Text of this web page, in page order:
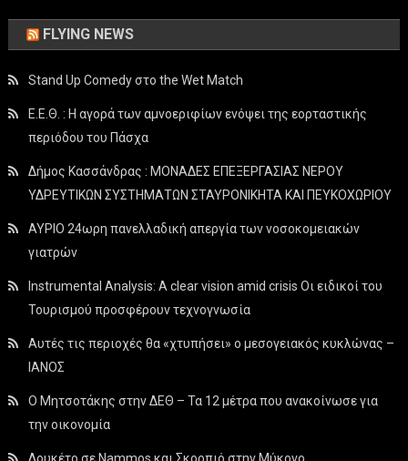
FLYING NEWS
Stand Up Comedy στο the Wet Match
Ε.Ε.Θ. : Η αγορά των αμνοεριφίων ενόψει της εορταστικής
περιόδου του Πάσχα
Δήμος Κασσάνδρας : ΜΟΝΑΔΕΣ ΕΠΕΞΕΡΓΑΣΙΑΣ ΝΕΡΟΥ
ΥΔΡΕΥΤΙΚΩΝ ΣΥΣΤΗΜΑΤΩΝ ΣΤΑΥΡΟΝΙΚΗΤΑ ΚΑΙ ΠΕΥΚΟΧΩΡΙΟΥ
ΑΥΡΙΟ 24ωρη πανελλαδική απεργία των νοσοκομειακών
γιατρών
Instrumental Analysis: A clear vision amid crisis Οι ειδικοί του
Τουρισμού προσφέρουν τεχνογνωσία
Αυτές τις περιοχές θα «χτυπήσει» ο μεσογειακός κυκλώνας –
ΙΑΝΟΣ
Ο Μητσοτάκης στην ΔΕΘ – Τα 12 μέτρα που ανακοίνωσε για
την οικονομία
Λουκέτο σε Nammos και Σκορπιό στην Μύκονο